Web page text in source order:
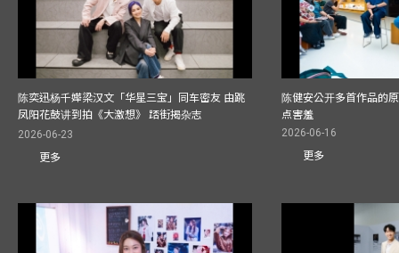
陈奕迅杨千嬅梁汉文「华星三宝」同车密友 由跳
凤阳花鼓讲到拍《大激想》 踎街揭杂志
2026-06-23
更多
陈健安公开多首作品的
点害羞
2026-06-16
更多